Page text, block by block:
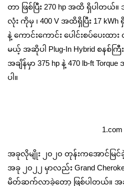
တာ ဖြစ်ပြီး 270 hp အထိ ရှိပါတယ်
လုံး ကိုမှ ၊ 400 V အထိရှိပြီး 17 kWh
နဲ့ ကောင်းကောင်း ပေါင်းစပ်ပေးထ
မယ့် အဆိုပါ Plug-In Hybrid စနစ်
အချိန်မှာ 375 hp နဲ့ 470 lb-ft
ပါ။
Photo
1.com
အခုလိုမျိုး ၂၀၂၀ တုန်းကအောင်မြင်ခဲ့
အခု ၂၀၂၂ မှာလည်း Grand
မိတ်ဆက်လာခဲ့တော့ ဖြစ်ပါတယ်။ အဆို